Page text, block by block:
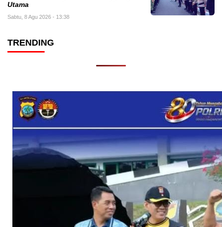
Utama
Sabtu, 8 Agu 2026 - 13:38
TRENDING